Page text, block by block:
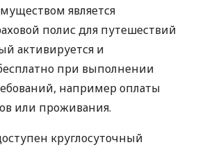
является
полис для путешествий
активируется и
при выполнении
например оплаты
или проживания.
круглосуточный